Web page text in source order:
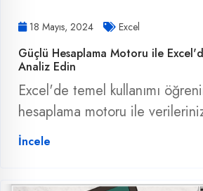
18 Mayıs, 2024 Excel
Güçlü Hesaplama Motoru ile
Analiz Edin
Excel'de temel kullanımı
hesaplama motoru ile
İncele